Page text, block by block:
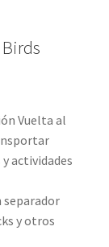
Vuelta al
actividades
separador
y otros